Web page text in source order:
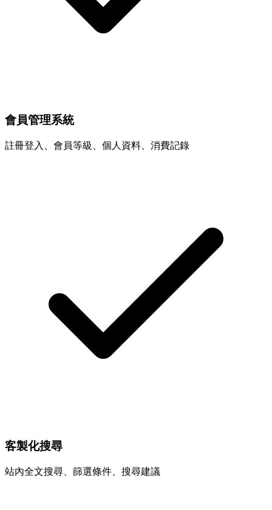
會員管理系統
註冊登入、會員等級、個人資料、消費記錄
客製化搜尋
站內全文搜尋、篩選條件、搜尋建議